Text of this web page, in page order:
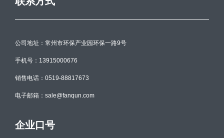
公司地址：常州市环保产业园环保一路9号
手机号：13915000676
销售电话：0519-88817673
电子邮箱：sale@fanqun.com
企业口号